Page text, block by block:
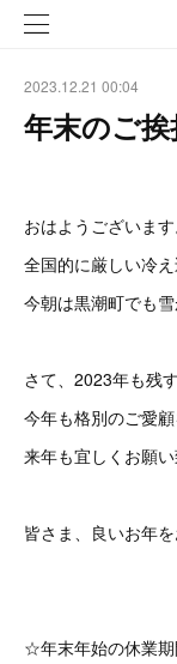
2023.12.21 00:04
年末のご
おはようございます
全国的に厳しい冷
今朝は黒潮町でも
さて、2023年も残
今年も格別のご愛
来年も宜しくお願い
皆さま、良いお年を
☆年末年始の休